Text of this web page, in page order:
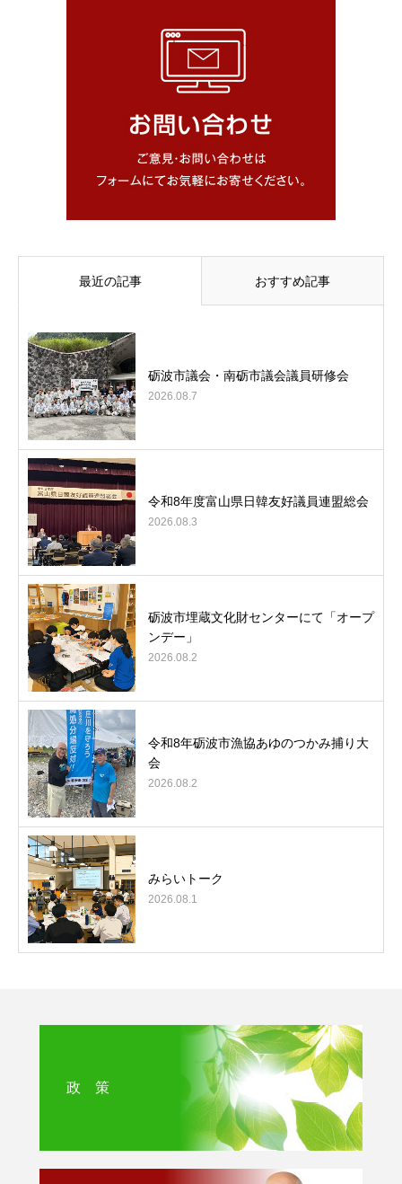
最近の記事 おすすめ記事
砺波市議会・南砺市議会議員研修会
2026.08.7
令和8年度富山県日韓友好議員連盟総会
2026.08.3
砺波市埋蔵文化財センターにて「オープ
ンデー」
2026.08.2
令和8年砺波市漁協あゆのつかみ捕り大
会
2026.08.2
みらいトーク
2026.08.1
政 策